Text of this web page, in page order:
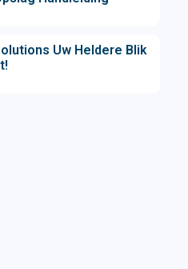
Uw Heldere Blik